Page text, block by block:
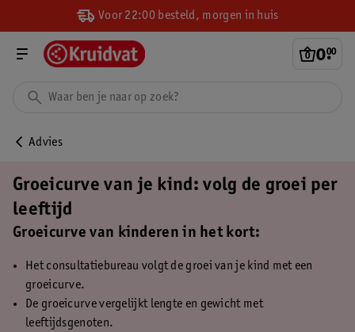
Voor 22:00 besteld, morgen in huis
0.
00
Advies
Groeicurve van je kind: volg de groei per
leeftijd
Groeicurve van kinderen in het kort:
Het consultatiebureau volgt de groei van je kind met een
groeicurve.
De groeicurve vergelijkt lengte en gewicht met
leeftijdsgenoten.